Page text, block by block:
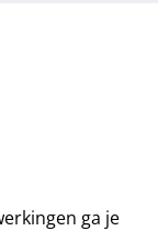
ga je